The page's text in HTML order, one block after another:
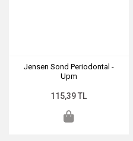
Jensen Sond Periodontal -
Upm
115,39 TL